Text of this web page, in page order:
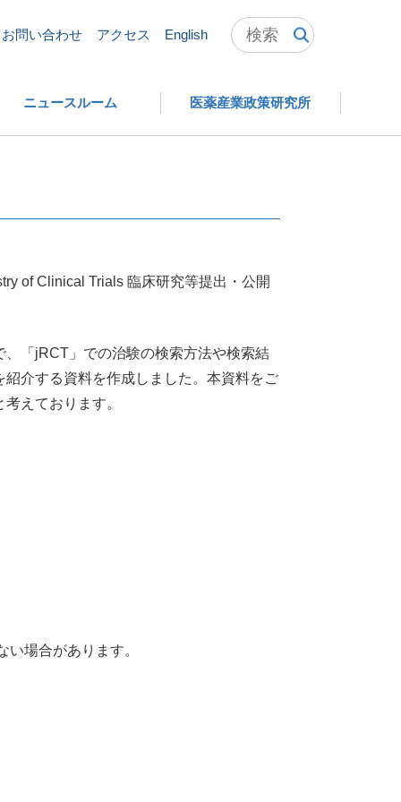
お問い合わせ アクセス English
ニュースルーム 医薬産業政策研究所
of Clinical Trials 臨床研究等提出・公開
「jRCT」での治験の検索方法や検索結
介する資料を作成しました。本資料をご
えております。
場合があります。